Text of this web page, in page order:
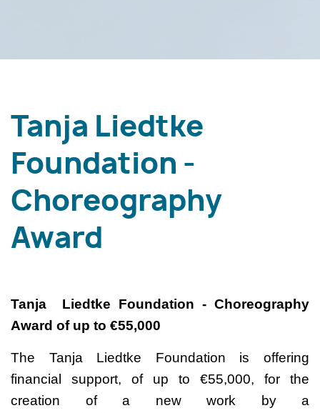
Tanja Liedtke
Foundation -
Choreography
Award
Tanja Liedtke Foundation - Choreography
Award of up to €55,000
The Tanja Liedtke Foundation is offering
financial support, of up to €55,000, for the
creation of a new work by a